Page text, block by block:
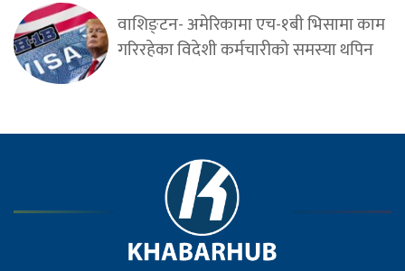
वाशिङ्टन- अमेरिकामा एच-१बी भिसामा काम
गरिरहेका विदेशी कर्मचारीको समस्या थपिन